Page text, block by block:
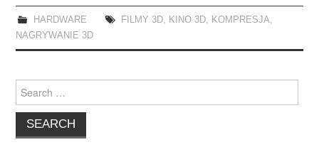
HARDWARE FILMY 3D, KINO 3D, KOMPRESJA,
NAGRYWANIE 3D
Search
for: